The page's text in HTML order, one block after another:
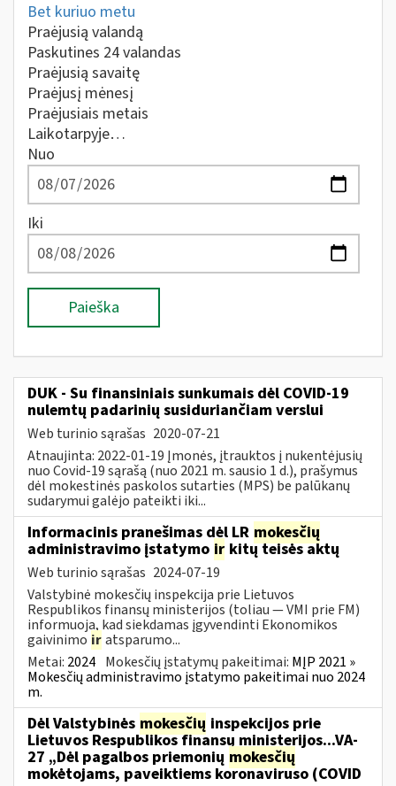
Bet kuriuo metu
Praėjusią valandą
Paskutines 24 valandas
Praėjusią savaitę
Praėjusį mėnesį
Praėjusiais metais
Laikotarpyje…
Nuo
Iki
Paieška
DUK - Su finansiniais sunkumais dėl COVID-19
nulemtų padarinių susiduriančiam verslui
Web turinio sąrašas 2020-07-21
Atnaujinta: 2022-01-19 Įmonės, įtrauktos į nukentėjusių
nuo Covid-19 sąrašą (nuo 2021 m. sausio 1 d.), prašymus
dėl mokestinės paskolos sutarties (MPS) be palūkanų
sudarymui galėjo pateikti iki...
Informacinis pranešimas dėl LR mokesčių
administravimo įstatymo ir kitų teisės aktų
Web turinio sąrašas 2024-07-19
Valstybinė mokesčių inspekcija prie Lietuvos
Respublikos finansų ministerijos (toliau — VMI prie FM)
informuoja, kad siekdamas įgyvendinti Ekonomikos
gaivinimo iratsparumo...
Metai: 2024 Mokesčių įstatymų pakeitimai: MĮP 2021 »
Mokesčių administravimo įstatymo pakeitimai nuo 2024
m.
Dėl Valstybinės mokesčių inspekcijos prie
Lietuvos Respublikos finansų ministerijos...VA-
27 „Dėl pagalbos priemonių mokesčių
mokėtojams, paveiktiems koronaviruso (COVID